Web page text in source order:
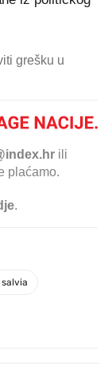
grešku u
ili
plaćamo.